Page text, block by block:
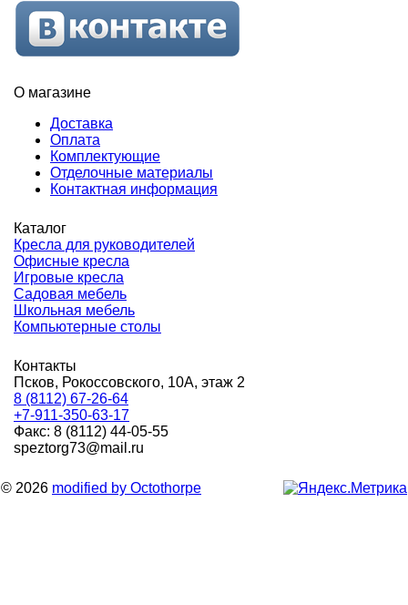
О магазине
Доставка
Оплата
Комплектующие
Отделочные материалы
Контактная информация
Каталог
Кресла для руководителей
Офисные кресла
Игровые кресла
Садовая мебель
Школьная мебель
Компьютерные столы
Контакты
Псков, Рокоссовского, 10А, этаж 2
8 (8112) 67-26-64
+7-911-350-63-17
Факс: 8 (8112) 44-05-55
speztorg73@mail.ru
© 2026 modified by Octothorpe